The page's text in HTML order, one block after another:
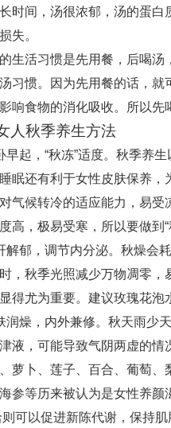
时间，汤很浓郁，汤的蛋
失。
生活习惯是先用餐，后喝
习惯。因为先用餐的话，
响食物的消化吸收。所以先
人秋季养生方法
早起，“秋冻”适度。秋季养
眠还有利于女性皮肤保养，
气候转冷的适应能力，易
高，极易受寒，所以要做到“
解郁，调节内分泌。秋燥会
，秋季光照减少万物凋零，
得尤为重要。建议玫瑰花泡
润燥，内外兼修。秋天雨少
液，可能导致气阴两虚的
萝卜、莲子、百合、葡萄、
参等历来被认为是女性养
可以促进新陈代谢，保持